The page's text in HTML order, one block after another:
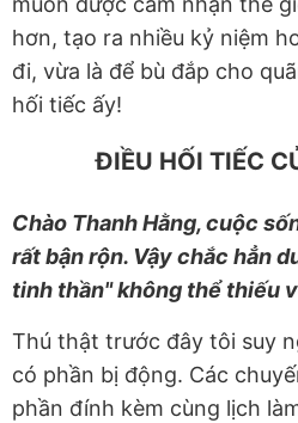
hơn, tạo ra nhiều kỷ niệm
đi, vừa là để bù đắp cho
hối tiếc ấy!
ĐIỀU HỐI TIẾC
Chào Thanh Hằng, cuộc
rất bận rộn. Vậy chắc hẳn
tinh thần" không thể thiếu
Thú thật trước đây tôi suy
có phần bị động. Các
phần đính kèm cùng lịch